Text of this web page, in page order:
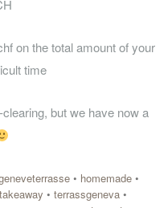
on the total amount of your
time
but we have now a
• homemade •
takeaway • terrassgeneva •